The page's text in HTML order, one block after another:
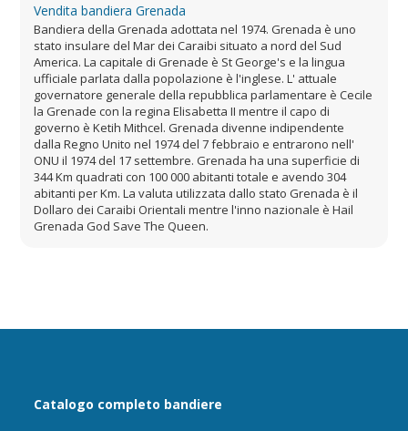
Vendita bandiera Grenada
Bandiera della Grenada adottata nel 1974. Grenada è uno
stato insulare del Mar dei Caraibi situato a nord del Sud
America. La capitale di Grenade è St George's e la lingua
ufficiale parlata dalla popolazione è l'inglese. L' attuale
governatore generale della repubblica parlamentare è Cecile
la Grenade con la regina Elisabetta II mentre il capo di
governo è Ketih Mithcel. Grenada divenne indipendente
dalla Regno Unito nel 1974 del 7 febbraio e entrarono nell'
ONU il 1974 del 17 settembre. Grenada ha una superficie di
344 Km quadrati con 100 000 abitanti totale e avendo 304
abitanti per Km. La valuta utilizzata dallo stato Grenada è il
Dollaro dei Caraibi Orientali mentre l'inno nazionale è Hail
Grenada God Save The Queen.
Catalogo completo bandiere